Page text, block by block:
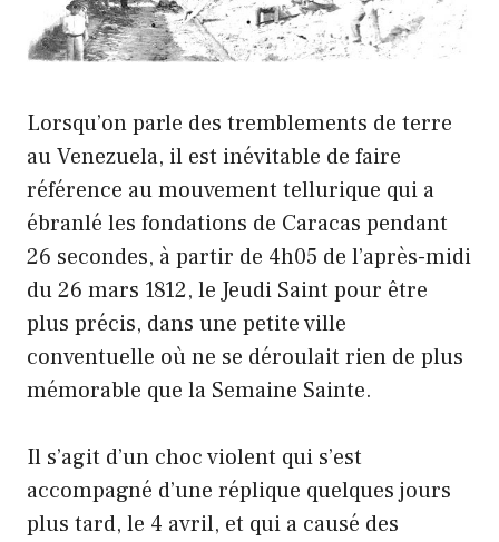
Lorsqu’on parle des tremblements de terre
au Venezuela, il est inévitable de faire
référence au mouvement tellurique qui a
ébranlé les fondations de Caracas pendant
26 secondes, à partir de 4h05 de l’après-midi
du 26 mars 1812, le Jeudi Saint pour être
plus précis, dans une petite ville
conventuelle où ne se déroulait rien de plus
mémorable que la Semaine Sainte.
Il s’agit d’un choc violent qui s’est
accompagné d’une réplique quelques jours
plus tard, le 4 avril, et qui a causé des